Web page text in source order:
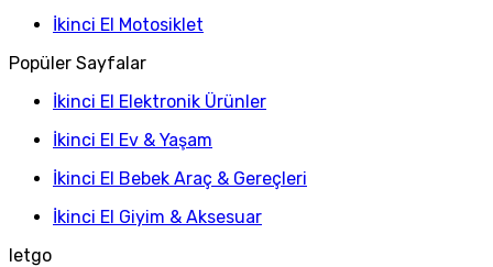
İkinci El Motosiklet
Popüler Sayfalar
İkinci El Elektronik Ürünler
İkinci El Ev & Yaşam
İkinci El Bebek Araç & Gereçleri
İkinci El Giyim & Aksesuar
letgo